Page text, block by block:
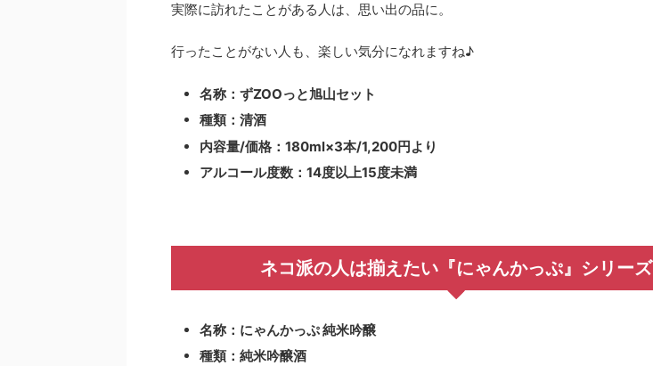
実際に訪れたことがある人は、思い出の品に。
行ったことがない人も、楽しい気分になれますね♪
名称：ずZOOっと旭山セット
種類：清酒
内容量/価格：180ml×3本/1,200円より
アルコール度数：14度以上15度未満
ネコ派の人は揃えたい『にゃんかっぷ』シリーズ
名称：にゃんかっぷ 純米吟醸
種類：純米吟醸酒